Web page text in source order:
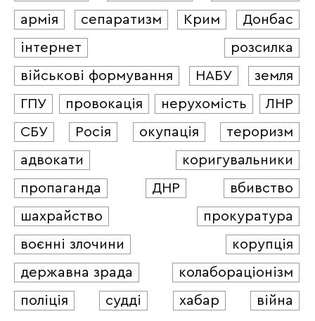
армія
сепаратизм Крим
Донбас
інтернет
розсилка
військові формування
НАБУ
земля
ГПУ
провокація нерухомість
ЛНР
СБУ
Росія окупація
тероризм
адвокати
коригувальники
пропаганда
ДНР
вбивство
шахрайство
прокуратура
воєнні злочини
корупція
державна зрада
колабораціонізм
поліція
судді хабар війна